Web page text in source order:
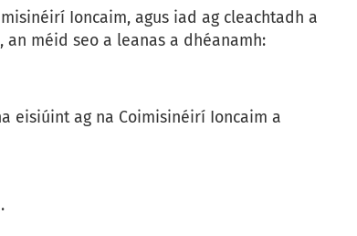
Ioncaim, agus iad ag cleachtadh a
méid seo a leanas a dhéanamh:
eisiúint ag na Coimisinéirí Ioncaim a